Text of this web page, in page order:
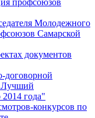
Молодежного
Самарской
документов
договорной
года"
конкурсов по